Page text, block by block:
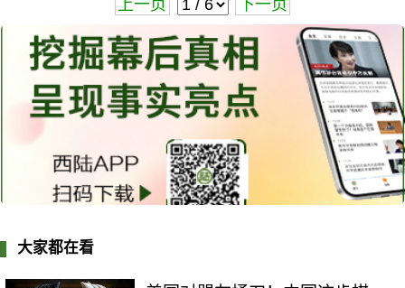
上一页 下一页
大家都在看